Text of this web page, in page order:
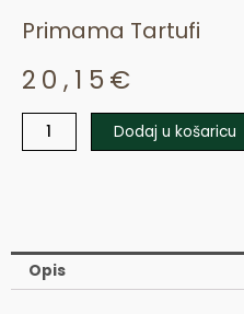
Primama Tartufi
20,15 €
Primama
Dodaj u košaricu
Opis